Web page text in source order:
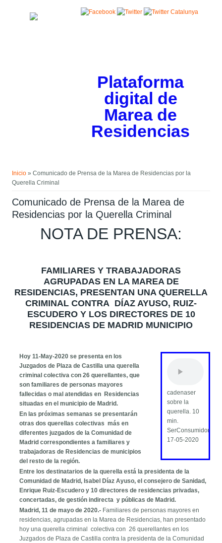
Plataforma
digital de
Marea de
Residencias
Inicio » Comunicado de Prensa de la Marea de Residencias por la
Querella Criminal
Comunicado de Prensa de la Marea de
Residencias por la Querella Criminal
NOTA DE PRENSA:
FAMILIARES Y TRABAJADORAS
AGRUPADAS EN LA MAREA DE
RESIDENCIAS, PRESENTAN UNA QUERELLA
CRIMINAL CONTRA DÍAZ AYUSO, RUIZ-
ESCUDERO Y LOS DIRECTORES DE 10
RESIDENCIAS DE MADRID MUNICIPIO
cadenaser
sobre la
querella. 10
min.
SerConsumidor
17-05-2020
Hoy 11-May-2020 se presenta en los
Juzgados de Plaza de Castilla una querella
criminal colectiva con 26 querellantes, que
son familiares de personas mayores
fallecidas o mal atendidas en Residencias
situadas en el municipio de Madrid.
En las próximas semanas se presentarán
otras dos querellas colectivas más en
diferentes juzgados de la Comunidad de
Madrid correspondientes a familiares y
trabajadoras de Residencias de municipios
del resto de la región.
Entre los destinatarios de la querella está la presidenta de la
Comunidad de Madrid, Isabel Díaz Ayuso, el consejero de Sanidad,
Enrique Ruiz-Escudero y 10 directores de residencias privadas,
concertadas, de gestión indirecta y públicas de Madrid.
Madrid, 11 de mayo de 2020.- Familiares de personas mayores en
residencias, agrupadas en la Marea de Residencias, han presentado
hoy una querella criminal colectiva con 26 querellantes en los
Juzgados de Plaza de Castilla contra la presidenta de la Comunidad